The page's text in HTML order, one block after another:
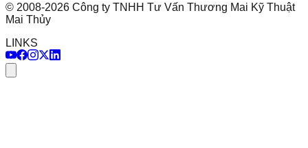
© 2008-2026 Công ty TNHH Tư Vấn Thương Mai Kỹ Thuật
Mai Thủy
LINKS